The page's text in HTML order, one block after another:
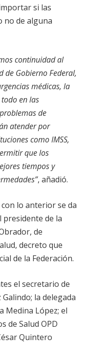
si las
no de alguna
continuidad al
de Gobierno Federal,
médicas, la
en las
de
atender por
como IMSS,
que los
tiempos y
, añadió.
lo anterior se da
de la
de
decreto que
de la Federación.
el secretario de
la delegada
Medina López; el
de Salud OPD
Quintero